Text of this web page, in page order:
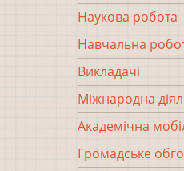
Наукова робота
Навчальна
Викладачі
Міжнародна
Академічна
Громадське